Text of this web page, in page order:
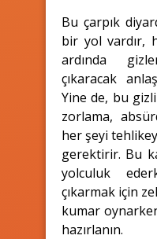
Bu çarpık
bir yol vardır,
ardında
çıkaracak
Yine de, bu
zorlama,
her şeyi
gerektirir. Bu
yolculuk
çıkarmak için
kumar
hazırlanın.